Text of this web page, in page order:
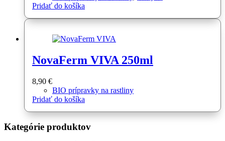
Pridať do košíka
NovaFerm VIVA 250ml
8,90 €
BIO prípravky na rastliny
Pridať do košíka
Kategórie produktov